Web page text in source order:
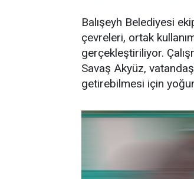
Balışeyh Belediyesi
çevreleri, ortak
gerçekleştiriliyor.
Savaş Akyüz,
getirebilmesi için